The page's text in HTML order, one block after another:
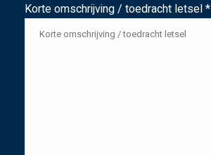
Korte omschrijving / toedracht letsel *